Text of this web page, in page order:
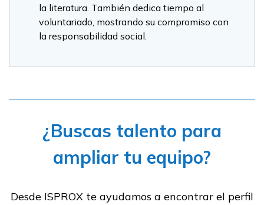
la literatura. También dedica tiempo al
voluntariado, mostrando su compromiso con
la responsabilidad social.
¿Buscas talento para
ampliar tu equipo?
Desde ISPROX te ayudamos a encontrar el perfil